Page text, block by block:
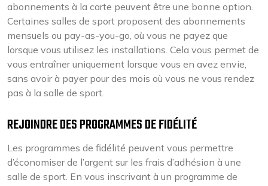
abonnements à la carte peuvent être une bonne option.
Certaines salles de sport proposent des abonnements
mensuels ou pay-as-you-go, où vous ne payez que
lorsque vous utilisez les installations. Cela vous permet de
vous entraîner uniquement lorsque vous en avez envie,
sans avoir à payer pour des mois où vous ne vous rendez
pas à la salle de sport.
REJOINDRE DES PROGRAMMES DE FIDÉLITÉ
Les programmes de fidélité peuvent vous permettre
d’économiser de l’argent sur les frais d’adhésion à une
salle de sport. En vous inscrivant à un programme de